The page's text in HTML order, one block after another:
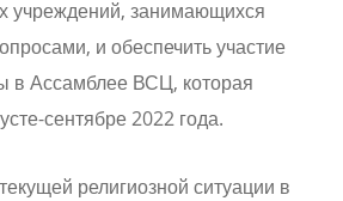
учреждений, занимающихся
и обеспечить участие
в Ассамблее ВСЦ, которая
сентябре 2022 года.
религиозной ситуации в